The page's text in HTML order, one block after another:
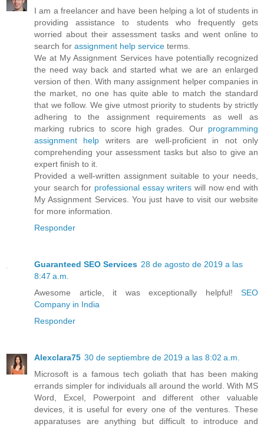
I am a freelancer and have been helping a lot of students in
providing assistance to students who frequently gets
worried about their assessment tasks and went online to
search for assignment help service terms.
We at My Assignment Services have potentially recognized
the need way back and started what we are an enlarged
version of then. With many assignment helper companies in
the market, no one has quite able to match the standard
that we follow. We give utmost priority to students by strictly
adhering to the assignment requirements as well as
marking rubrics to score high grades. Our programming
assignment help writers are well-proficient in not only
comprehending your assessment tasks but also to give an
expert finish to it.
Provided a well-written assignment suitable to your needs,
your search for professional essay writers will now end with
My Assignment Services. You just have to visit our website
for more information.
Responder
Guaranteed SEO Services 28 de agosto de 2019 a las
8:47 a.m.
Awesome article, it was exceptionally helpful! SEO
Company in India
Responder
Alexclara75 30 de septiembre de 2019 a las 8:02 a.m.
Microsoft is a famous tech goliath that has been making
errands simpler for individuals all around the world. With MS
Word, Excel, Powerpoint and different other valuable
devices, it is useful for every one of the ventures. These
apparatuses are anything but difficult to introduce and